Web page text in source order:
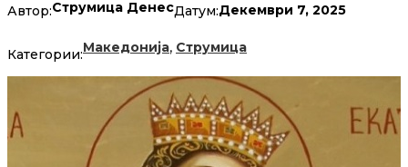
Автор:Струмица ДенесДатум:Декември 7, 2025
Категории:Македонија, Струмица